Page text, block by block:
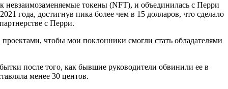
токены (NFT), и объединилась с Перри
года, достигнув пика более чем в 15 долларов, что сделало
с Перри.
чтобы мои поклонники смогли стать обладателями
после того, как бывшие руководители обвинили ее в
менее 30 центов.